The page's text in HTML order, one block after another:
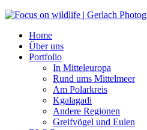
Home
Über uns
Portfolio
In Mitteleuropa
Rund ums Mittelmeer
Am Polarkreis
Kgalagadi
Andere Regionen
Greifvögel und Eulen